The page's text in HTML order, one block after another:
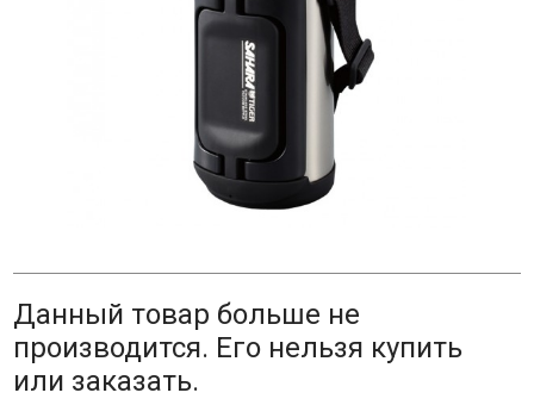
Данный товар больше не
производится. Его нельзя купить
или заказать.